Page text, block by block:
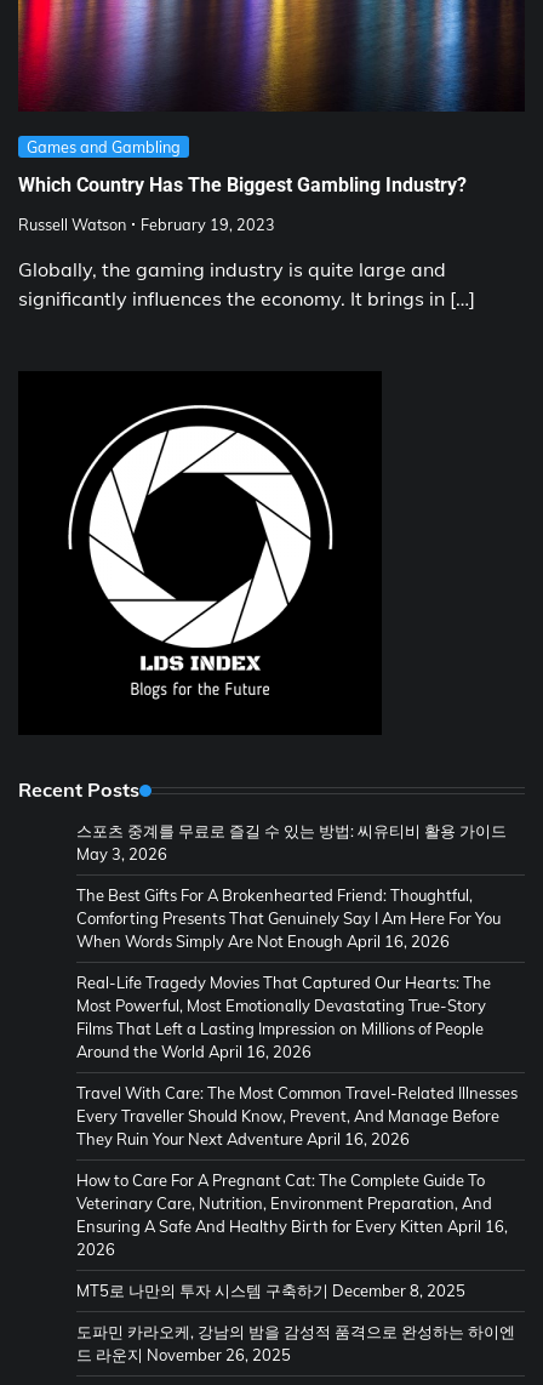
Games and Gambling
Which Country Has The Biggest Gambling Industry?
Russell Watson February 19, 2023
Globally, the gaming industry is quite large and
significantly influences the economy. It brings in […]
Recent Posts
스포츠 중계를 무료로 즐길 수 있는 방법: 씨유티비 활용 가이드
May 3, 2026
The Best Gifts For A Brokenhearted Friend: Thoughtful,
Comforting Presents That Genuinely Say I Am Here For You
When Words Simply Are Not Enough April 16, 2026
Real-Life Tragedy Movies That Captured Our Hearts: The
Most Powerful, Most Emotionally Devastating True-Story
Films That Left a Lasting Impression on Millions of People
Around the World April 16, 2026
Travel With Care: The Most Common Travel-Related Illnesses
Every Traveller Should Know, Prevent, And Manage Before
They Ruin Your Next AdventureApril 16, 2026
How to Care For A Pregnant Cat: The Complete Guide To
Veterinary Care, Nutrition, Environment Preparation, And
Ensuring A Safe And Healthy Birth for Every Kitten April 16,
2026
MT5로 나만의 투자 시스템 구축하기 December 8, 2025
도파민 카라오케, 강남의 밤을 감성적 품격으로 완성하는 하이엔
드 라운지 November 26, 2025